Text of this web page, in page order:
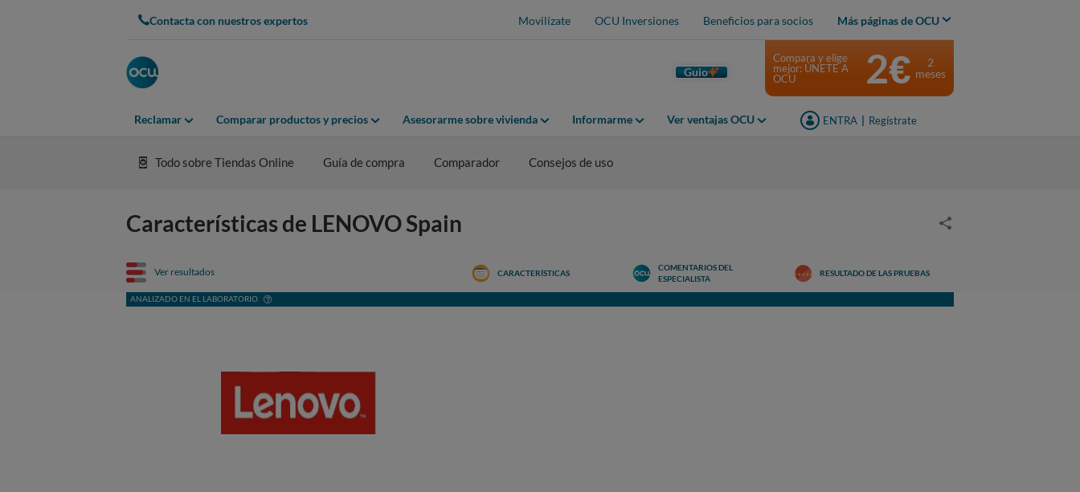
Contacta con nuestros expertos Movilízate OCU Inversiones Beneficios para socios Más páginas de OCU
Guio
Reclamar Comparar productos y precios Asesorarme sobre vivienda Informarme Ver ventajas OCU ENTRA Regístrate
Compara y elige
mejor: ÚNETE A
OCU
2€
2
meses
Todo sobre Tiendas Online Guía de compra Comparador Consejos de uso
Características de LENOVO Spain
Ver resultados
ANALIZADO EN EL LABORATORIO
CARACTERÍSTICAS
COMENTARIOS DEL
ESPECIALISTA
RESULTADO DE LAS PRUEBAS